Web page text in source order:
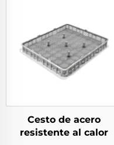
Cesto de acero
resistente al calor